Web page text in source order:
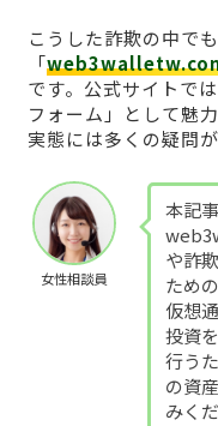
こうした詐欺の中で
「
です。公式サイトで
フォーム」として魅
実態には多くの疑問
女性相談員
本記事
や詐
ため
仮想
投資
行う
の資
みく